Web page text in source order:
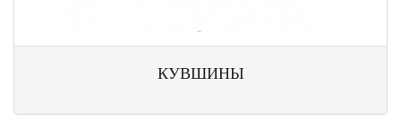
КУВШИНЫ